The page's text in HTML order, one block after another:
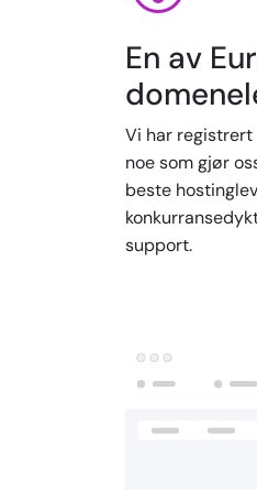
En av
Vi har registrert
noe som gjør
beste
support.